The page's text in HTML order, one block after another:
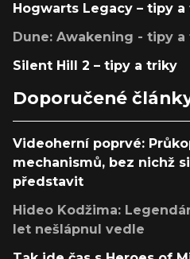
Hogwarts Legacy – tipy
Dune: Awakening - tipy
Silent Hill 2 – tipy a triky
Doporučené
Videoherní poprvé:
mechanismů, bez nichž
představit
Hideo Kodžima:
let nešlápnul vedle